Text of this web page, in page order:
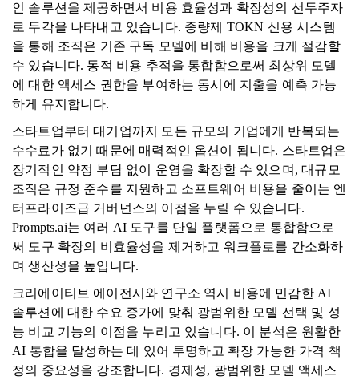
인 솔루션을 제공하면서 비용 효율성과 확장성의 선두주자
로 두각을 나타내고 있습니다. 종량제 TOKN 신용 시스템
을 통해 조직은 기존 구독 모델에 비해 비용을 크게 절감할
수 있습니다. 동적 비용 추적을 통합함으로써 최상위 모델
에 대한 액세스 권한을 부여하는 동시에 지출을 예측 가능
하게 유지합니다.
스타트업부터 대기업까지 모든 규모의 기업에게 반복되는
수수료가 없기 때문에 매력적인 옵션이 됩니다. 스타트업은
장기적인 약정 부담 없이 운영을 확장할 수 있으며, 대규모
조직은 규정 준수를 지원하고 소프트웨어 비용을 줄이는 엔
터프라이즈급 거버넌스의 이점을 누릴 수 있습니다.
Prompts.ai는 여러 AI 도구를 단일 플랫폼으로 통합함으로
써 도구 확장의 비효율성을 제거하고 워크플로를 간소화하
며 생산성을 높입니다.
크리에이티브 에이전시와 연구소 역시 비용에 민감한 AI
솔루션에 대한 수요 증가에 맞춰 광범위한 모델 선택 및 성
능 비교 기능의 이점을 누리고 있습니다. 이 분석은 원활한
AI 통합을 달성하는 데 있어 투명하고 확장 가능한 가격 책
정의 중요성을 강조합니다. 경제성, 광범위한 모델 액세스